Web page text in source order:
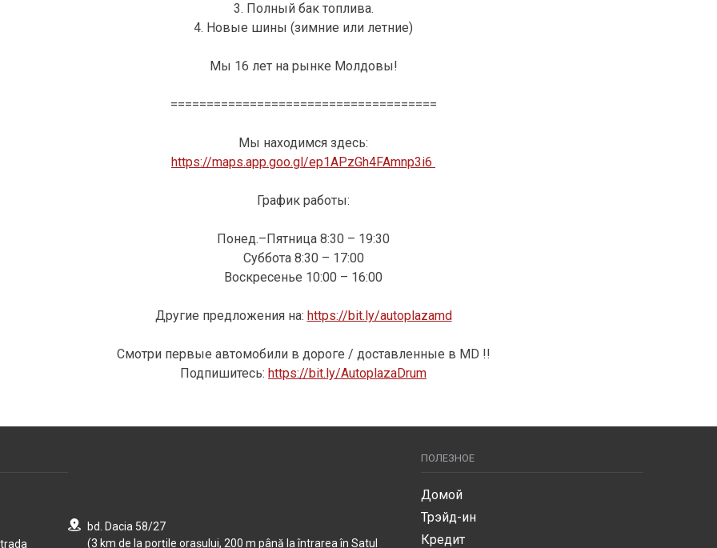
3. Полный бак топлива.
4. Новые шины (зимние или летние)
Мы 16 лет на рынке Молдовы!
=====================================
Мы находимся здесь:
https://maps.app.goo.gl/ep1APzGh4FAmnp3i6
График работы:
Понед.–Пятница 8:30 – 19:30
Суббота 8:30 – 17:00
Воскресенье 10:00 – 16:00
Другие предложения на: https://bit.ly/autoplazamd
Смотри первые автомобили в дороге / доставленные в MD !!
Подпишитесь: https://bit.ly/AutoplazaDrum
bd. Dacia 58/27
(3 km de la porțile orașului, 200 m până la întrarea în Satul
ПОЛЕЗНОЕ
Домой
Трэйд-ин
Кредит